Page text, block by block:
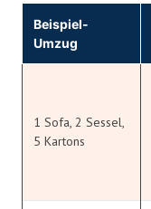
Beispiel-
Umzug
1 Sofa, 2 Sessel,
5 Kartons